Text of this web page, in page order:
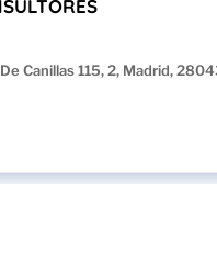
Canillas 115, 2, Madrid,